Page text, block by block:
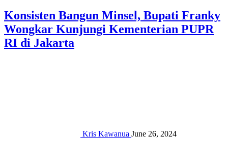
Konsisten Bangun Minsel, Bupati Franky
Wongkar Kunjungi Kementerian PUPR
RI di Jakarta
Kris Kawanua June 26, 2024